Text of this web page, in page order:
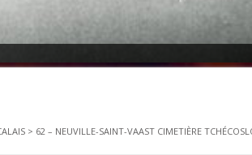
> 62 – NEUVILLE-SAINT-VAAST CIMETIÈRE